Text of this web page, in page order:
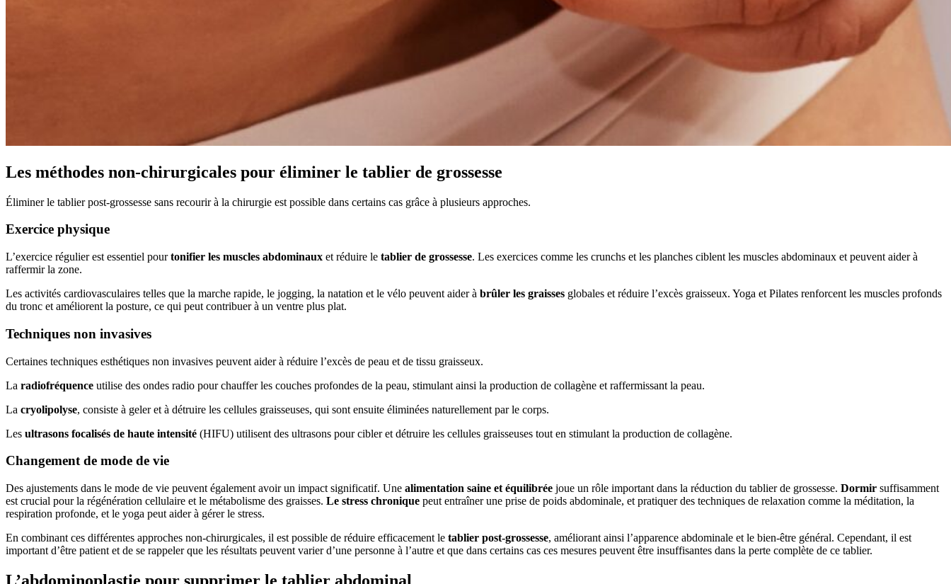
Les méthodes non-chirurgicales pour éliminer le tablier de grossesse
Éliminer le tablier post-grossesse sans recourir à la chirurgie est possible dans certains cas grâce à plusieurs approches.
Exercice physique
L’exercice régulier est essentiel pourtonifier les muscles abdominaux et réduire le tablier de grossesse. Les exercices comme les crunchs et les planches ciblent les muscles abdominaux et peuvent aider à
raffermir la zone.
Les activités cardiovasculaires telles que la marche rapide, le jogging, la natation et le vélo peuvent aider à brûler les graisses globales et réduire l’excès graisseux. Yoga et Pilates renforcent les muscles profonds
du tronc et améliorent la posture, ce qui peut contribuer à un ventre plus plat.
Techniques non invasives
Certaines techniques esthétiques non invasives peuvent aider à réduire l’excès de peau et de tissu graisseux.
La radiofréquence utilise des ondes radio pour chauffer les couches profondes de la peau, stimulant ainsi la production de collagène et raffermissant la peau.
La cryolipolyse, consiste à geler et à détruire les cellules graisseuses, qui sont ensuite éliminées naturellement par le corps.
Les ultrasons focalisés de haute intensité (HIFU) utilisent des ultrasons pour cibler et détruire les cellules graisseuses tout en stimulant la production de collagène.
Changement de mode de vie
Des ajustements dans le mode de vie peuvent également avoir un impact significatif. Une alimentation saine et équilibrée joue un rôle important dans la réduction du tablier de grossesse. Dormir suffisamment
est crucial pour la régénération cellulaire et le métabolisme des graisses. Le stress chronique peut entraîner une prise de poids abdominale, et pratiquer des techniques de relaxation comme la méditation, la
respiration profonde, et le yoga peut aider à gérer le stress.
En combinant ces différentes approches non-chirurgicales, il est possible de réduire efficacement le tablier post-grossesse, améliorant ainsi l’apparence abdominale et le bien-être général. Cependant, il est
important d’être patient et de se rappeler que les résultats peuvent varier d’une personne à l’autre et que dans certains cas ces mesures peuvent être insuffisantes dans la perte complète de ce tablier.